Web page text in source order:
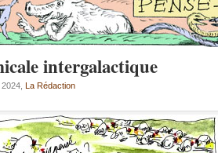
intergalactique
La Rédaction